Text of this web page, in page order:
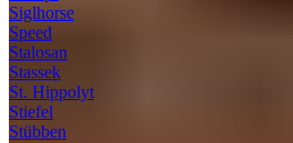
Siglhorse
Speed
Stalosan
Stassek
St. Hippolyt
Stiefel
Stübben